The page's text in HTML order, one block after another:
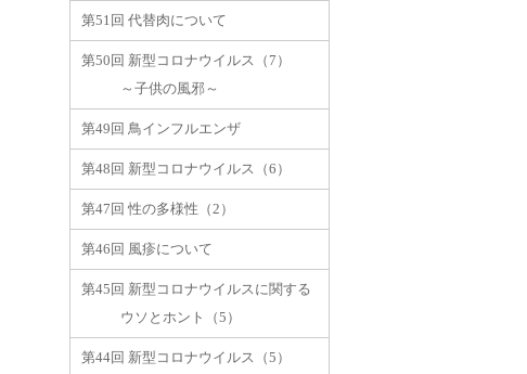
第51回 代替肉について
第50回 新型コロナウイルス（7）
～子供の風邪～
第49回 鳥インフルエンザ
第48回 新型コロナウイルス（6）
第47回 性の多様性（2）
第46回 風疹について
第45回 新型コロナウイルスに関する
ウソとホント（5）
第44回 新型コロナウイルス（5）